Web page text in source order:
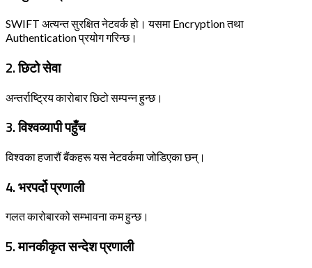
SWIFT अत्यन्त सुरक्षित नेटवर्क हो। यसमा Encryption तथा
Authentication प्रयोग गरिन्छ।
2. छिटो सेवा
अन्तर्राष्ट्रिय कारोबार छिटो सम्पन्न हुन्छ।
3. विश्वव्यापी पहुँच
विश्वका हजारौं बैंकहरू यस नेटवर्कमा जोडिएका छन्।
4. भरपर्दो प्रणाली
गलत कारोबारको सम्भावना कम हुन्छ।
5. मानकीकृत सन्देश प्रणाली